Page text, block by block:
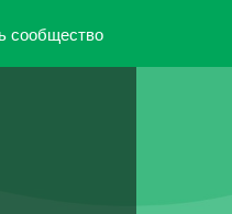
сообщество